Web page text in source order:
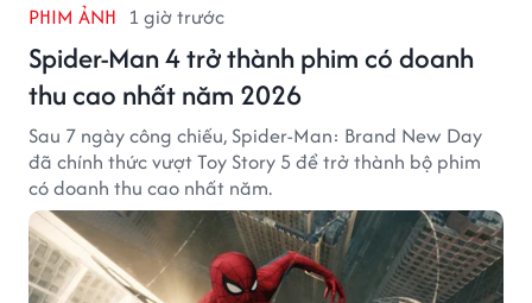
PHIM ẢNH 1 giờ trước
Spider-Man 4 trở thành phim có doanh
thu cao nhất năm 2026
Sau 7 ngày công chiếu, Spider-Man: Brand New Day
đã chính thức vượt Toy Story 5 để trở thành bộ phim
có doanh thu cao nhất năm.